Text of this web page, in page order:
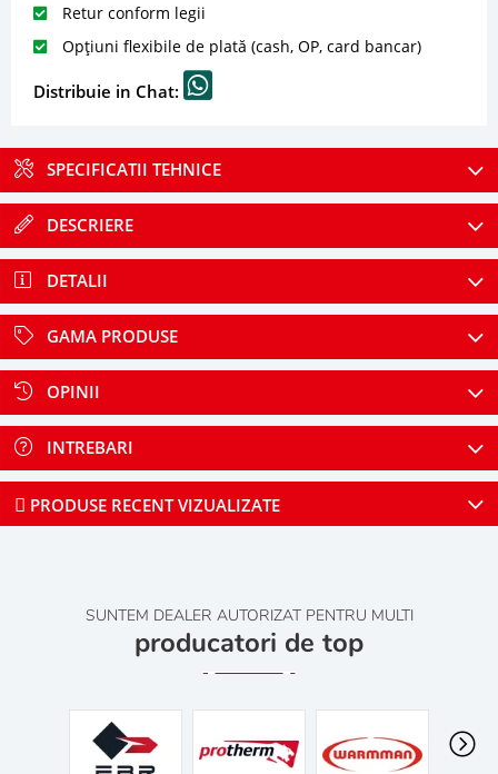
Retur conform legii
Opțiuni flexibile de plată (cash, OP, card bancar)
Distribuie in Chat:
SPECIFICATII TEHNICE
DESCRIERE
DETALII
GAMA PRODUSE
OPINII
INTREBARI
PRODUSE RECENT VIZUALIZATE
SUNTEM DEALER AUTORIZAT PENTRU MULTI
producatori de top